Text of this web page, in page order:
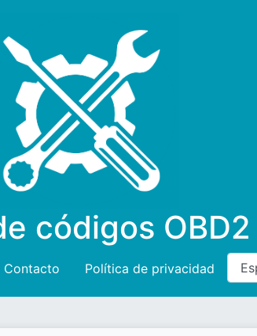
códigos OBD2
Contacto Política de privacidad